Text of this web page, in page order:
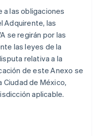
a las obligaciones
Adquirente, las
se regirán por las
las leyes de la
relativa a la
de este Anexo se
Ciudad de México,
aplicable.